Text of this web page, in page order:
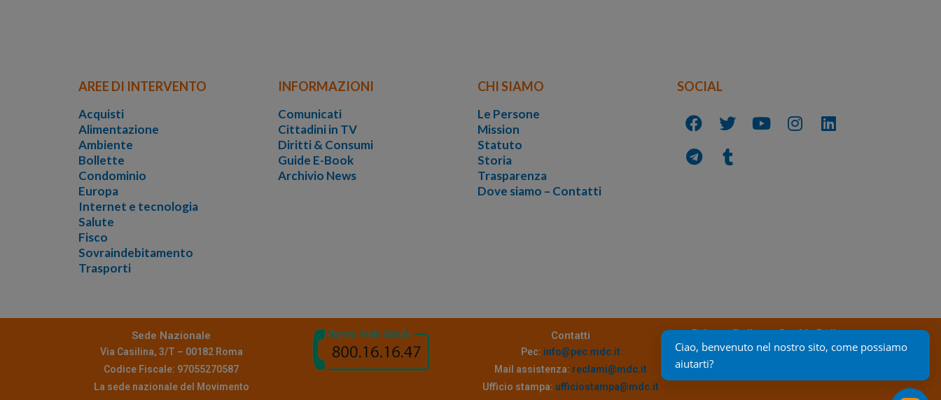
AREE DI INTERVENTO
Acquisti
Alimentazione
Ambiente
Bollette
Condominio
Europa
Internet e tecnologia
Salute
Fisco
Sovraindebitamento
Trasporti
INFORMAZIONI
Comunicati
Cittadini in TV
Diritti & Consumi
Guide E-Book
Archivio News
CHI SIAMO
Le Persone
Mission
Statuto
Storia
Trasparenza
Dove siamo – Contatti
SOCIAL
Sede Nazionale
Via Casilina, 3/T – 00182 Roma
Codice Fiscale: 97055270587
La sede nazionale del Movimento
Contatti
Pec: info@pec.mdc.it
Mail assistenza: reclami@mdc.it
Ufficio stampa: ufficiostampa@mdc.it
Privacy Policy Cookie Policy
Ciao, benvenuto nel nostro sito, come possiamo
aiutarti?